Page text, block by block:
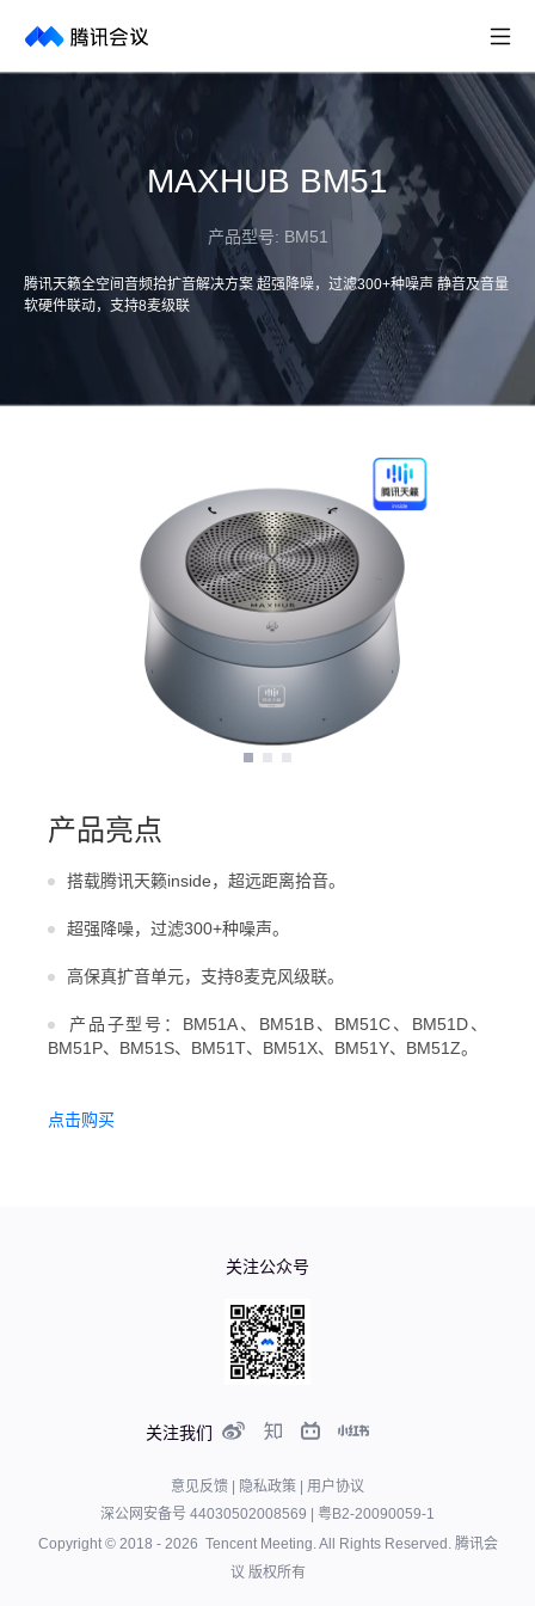
取消
MAXHUB BM51
产品型号: BM51
腾讯天籁全空间音频拾扩音解决方案 超强降噪，过滤300+种噪声 静音及音量
软硬件联动，支持8麦级联
产品亮点
搭载腾讯天籁inside，超远距离拾音。
超强降噪，过滤300+种噪声。
高保真扩音单元，支持8麦克风级联。
产品子型号：BM51A、BM51B、BM51C、BM51D、
BM51P、BM51S、BM51T、BM51X、BM51Y、BM51Z。
点击购买
关注我们
关注公众号
意见反馈 隐私政策
用户协议
深公网安备号 44030502008569
粤B2-20090059-1
Copyright © 2018 - 2026 Tencent Meeting. All Rights Reserved. 腾讯会
议 版权所有